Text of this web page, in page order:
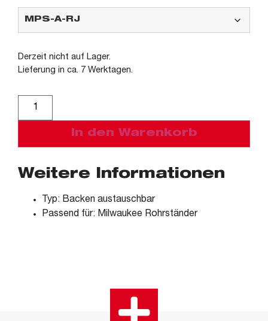
Derzeit nicht auf Lager.
Lieferung in ca. 7 Werktagen.
In den Warenkorb
Weitere Informationen
Typ: Backen austauschbar
Passend für: Milwaukee Rohrständer